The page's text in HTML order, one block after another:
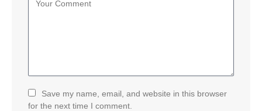
Save my name, email, and website in this browser
for the next time I comment.